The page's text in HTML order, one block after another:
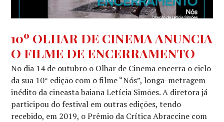
NOTÍCIAS ,
NOTÍCIAS
DE
10º OLHAR DE CINEMA ANUNCIA
O FILME DE ENCERRAMENTO
No dia 14 de outubro o Olhar de Cinema encerra o ciclo
da sua 10ª edição com o filme “Nós”, longa-metragem
inédito da cineasta baiana Letícia Simões. A diretora já
participou do festival em outras edições, tendo
recebido, em 2019, o Prêmio da Crítica Abraccine com